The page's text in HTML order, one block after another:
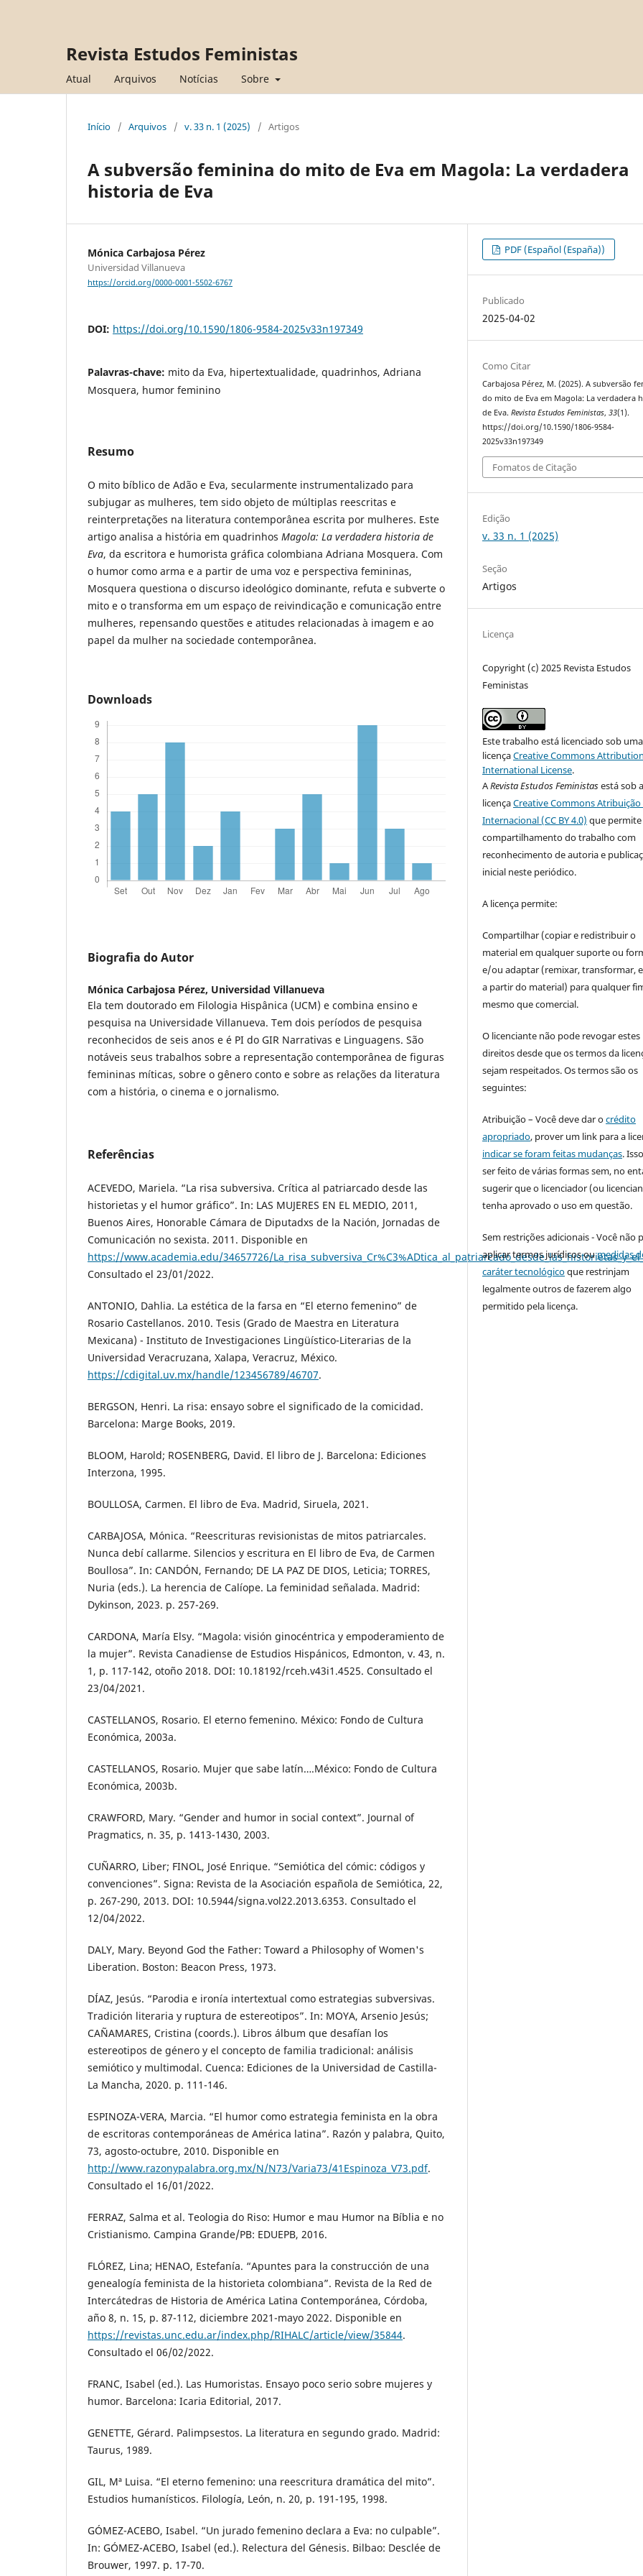
Revista Estudos Feministas
Atual Arquivos Notícias Sobre
Início / Arquivos / v. 33 n. 1 (2025) / Artigos
A subversão feminina do mito de Eva em Magola: La verdadera
historia de Eva
Mónica Carbajosa Pérez
Universidad Villanueva
https://orcid.org/0000-0001-5502-6767
DOI: https://doi.org/10.1590/1806-9584-2025v33n197349
Palavras-chave: mito da Eva, hipertextualidade, quadrinhos, Adriana
Mosquera, humor feminino
Resumo
O mito bíblico de Adão e Eva, secularmente instrumentalizado para
subjugar as mulheres, tem sido objeto de múltiplas reescritas e
reinterpretações na literatura contemporânea escrita por mulheres. Este
artigo analisa a história em quadrinhos Magola: La verdadera historia de
Eva, da escritora e humorista gráfica colombiana Adriana Mosquera. Com
o humor como arma e a partir de uma voz e perspectiva femininas,
Mosquera questiona o discurso ideológico dominante, refuta e subverte o
mito e o transforma em um espaço de reivindicação e comunicação entre
mulheres, repensando questões e atitudes relacionadas à imagem e ao
papel da mulher na sociedade contemporânea.
Downloads
Biografia do Autor
Mónica Carbajosa Pérez, Universidad Villanueva
Ela tem doutorado em Filologia Hispânica (UCM) e combina ensino e
pesquisa na Universidade Villanueva. Tem dois períodos de pesquisa
reconhecidos de seis anos e é PI do GIR Narrativas e Linguagens. São
notáveis ​​seus trabalhos sobre a representação contemporânea de figuras
femininas míticas, sobre o gênero conto e sobre as relações da literatura
com a história, o cinema e o jornalismo.
Referências
ACEVEDO, Mariela. “La risa subversiva. Crítica al patriarcado desde las
historietas y el humor gráfico”. In: LAS MUJERES EN EL MEDIO, 2011,
Buenos Aires, Honorable Cámara de Diputadxs de la Nación, Jornadas de
Comunicación no sexista. 2011. Disponible en
https://www.academia.edu/34657726/
Consultado el 23/01/2022.
ANTONIO, Dahlia. La estética de la farsa en “El eterno femenino” de
Rosario Castellanos. 2010. Tesis (Grado de Maestra en Literatura
Mexicana) - Instituto de Investigaciones Lingüístico-Literarias de la
Universidad Veracruzana, Xalapa, Veracruz, México.
https://cdigital.uv.mx/handle/123456789/46707.
BERGSON, Henri. La risa: ensayo sobre el significado de la comicidad.
Barcelona: Marge Books, 2019.
BLOOM, Harold; ROSENBERG, David. El libro de J. Barcelona: Ediciones
Interzona, 1995.
BOULLOSA, Carmen. El libro de Eva. Madrid, Siruela, 2021.
CARBAJOSA, Mónica. “Reescrituras revisionistas de mitos patriarcales.
Nunca debí callarme. Silencios y escritura en El libro de Eva, de Carmen
Boullosa”. In: CANDÓN, Fernando; DE LA PAZ DE DIOS, Leticia; TORRES,
Nuria (eds.). La herencia de Calíope. La feminidad señalada. Madrid:
Dykinson, 2023. p. 257-269.
CARDONA, María Elsy. “Magola: visión ginocéntrica y empoderamiento de
la mujer”. Revista Canadiense de Estudios Hispánicos, Edmonton, v. 43, n.
1, p. 117-142, otoño 2018. DOI: 10.18192/rceh.v43i1.4525. Consultado el
23/04/2021.
CASTELLANOS, Rosario. El eterno femenino. México: Fondo de Cultura
Económica, 2003a.
CASTELLANOS, Rosario. Mujer que sabe latín….México: Fondo de Cultura
Económica, 2003b.
CRAWFORD, Mary. “Gender and humor in social context”. Journal of
Pragmatics, n. 35, p. 1413-1430, 2003.
CUÑARRO, Liber; FINOL, José Enrique. “Semiótica del cómic: códigos y
convenciones”. Signa: Revista de la Asociación española de Semiótica, 22,
p. 267-290, 2013. DOI: 10.5944/signa.vol22.2013.6353. Consultado el
12/04/2022.
DALY, Mary. Beyond God the Father: Toward a Philosophy of Women's
Liberation. Boston: Beacon Press, 1973.
DÍAZ, Jesús. “Parodia e ironía intertextual como estrategias subversivas.
Tradición literaria y ruptura de estereotipos”. In: MOYA, Arsenio Jesús;
CAÑAMARES, Cristina (coords.). Libros álbum que desafían los
estereotipos de género y el concepto de familia tradicional: análisis
semiótico y multimodal. Cuenca: Ediciones de la Universidad de Castilla-
La Mancha, 2020. p. 111-146.
ESPINOZA-VERA, Marcia. “El humor como estrategia feminista en la obra
de escritoras contemporáneas de América latina”. Razón y palabra, Quito,
73, agosto-octubre, 2010. Disponible en
http://www.razonypalabra.org.mx/N/N73/Varia73/41Espinoza_V73.pdf.
Consultado el 16/01/2022.
FERRAZ, Salma et al. Teologia do Riso: Humor e mau Humor na Bíblia e no
Cristianismo. Campina Grande/PB: EDUEPB, 2016.
FLÓREZ, Lina; HENAO, Estefanía. “Apuntes para la construcción de una
genealogía feminista de la historieta colombiana”. Revista de la Red de
Intercátedras de Historia de América Latina Contemporánea, Córdoba,
año 8, n. 15, p. 87-112, diciembre 2021-mayo 2022. Disponible en
https://revistas.unc.edu.ar/index.php/RIHALC/article/view/35844.
Consultado el 06/02/2022.
FRANC, Isabel (ed.). Las Humoristas. Ensayo poco serio sobre mujeres y
humor. Barcelona: Icaria Editorial, 2017.
GENETTE, Gérard. Palimpsestos. La literatura en segundo grado. Madrid:
Taurus, 1989.
GIL, Mª Luisa. “El eterno femenino: una reescritura dramática del mito”.
Estudios humanísticos. Filología, León, n. 20, p. 191-195, 1998.
GÓMEZ-ACEBO, Isabel. “Un jurado femenino declara a Eva: no culpable”.
In: GÓMEZ-ACEBO, Isabel (ed.). Relectura del Génesis. Bilbao: Desclée de
Brouwer, 1997. p. 17-70.
PDF (Español (España))
Publicado
2025-04-02
Como Citar
Carbajosa Pérez, M. (2025). A subversão
do mito de Eva em Magola: La verdadera
de Eva.Revista Estudos Feministas,33(1).
https://doi.org/10.1590/1806-9584-
2025v33n197349
Fomatos de Citação
Edição
v. 33 n. 1 (2025)
Seção
Artigos
Licença
Copyright (c) 2025 Revista Estudos
Feministas
Este trabalho está licenciado sob uma
licençaCreative Commons
International License.
ARevista Estudos Feministasestá sob a
licençaCreative Commons Atribuição
Internacional (CC BY 4.0) que
compartilhamento do trabalho com
reconhecimento de autoria e
inicial neste periódico.
A licença permite:
Compartilhar (copiar e redistribuir o
material em qualquer suporte ou
e/ou adaptar (remixar, transformar,
a partir do material) para qualquer
mesmo que comercial.
O licenciante não pode revogar estes
direitos desde que os termos da
sejam respeitados. Os termos são os
seguintes:
Atribuição – Você deve dar ocrédito
apropriado, prover um link para a
indicar se foram feitas mudanças.
ser feito de várias formas sem, no
sugerir que o licenciador (ou
tenha aprovado o uso em questão.
Sem restrições adicionais - Você não
aplicar termos jurídicos oumedidas
caráter tecnológicoque restrinjam
legalmente outros de fazerem algo
permitido pela licença.